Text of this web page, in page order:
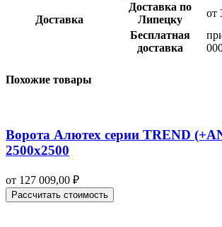
Доставка
Доставка по
Липецку
от
Бесплатная
доставка
Похожие товары
Ворота Алютех серии TREND
2500х2500
от 127 009,00 ₽
Рассчитать стоимость